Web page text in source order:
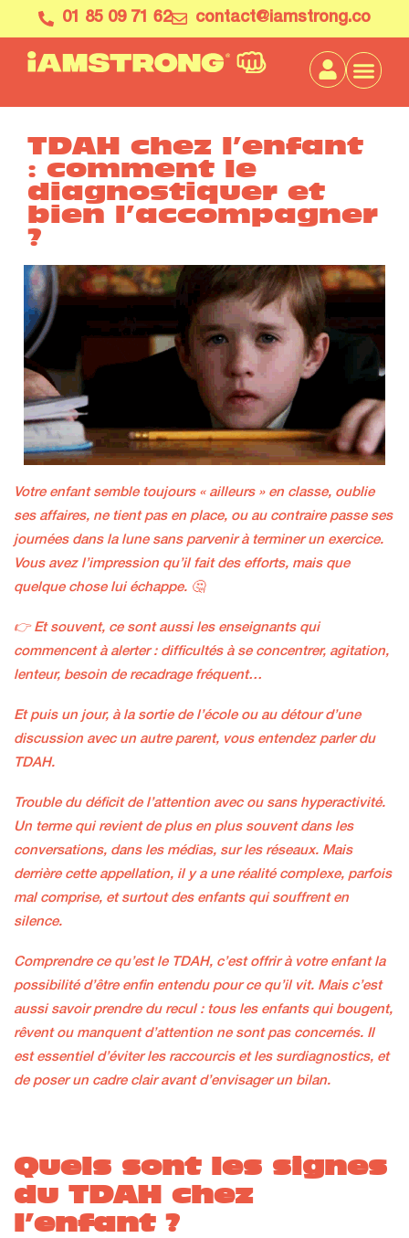
01 85 09 71 62 contact@iamstrong.co
TDAH chez l’enfant
: comment le
diagnostiquer et
bien l’accompagner
?
Votre enfant semble toujours « ailleurs » en classe, oublie
ses affaires, ne tient pas en place, ou au contraire passe ses
journées dans la lune sans parvenir à terminer un exercice.
Vous avez l’impression qu’il fait des efforts, mais que
quelque chose lui échappe. 🤔
👉 Et souvent, ce sont aussi les enseignants qui
commencent à alerter : difficultés à se concentrer, agitation,
lenteur, besoin de recadrage fréquent…
Et puis un jour, à la sortie de l’école ou au détour d’une
discussion avec un autre parent, vous entendez parler du
TDAH.
Trouble du déficit de l’attention avec ou sans hyperactivité.
Un terme qui revient de plus en plus souvent dans les
conversations, dans les médias, sur les réseaux. Mais
derrière cette appellation, il y a une réalité complexe, parfois
mal comprise, et surtout des enfants qui souffrent en
silence.
Comprendre ce qu’est le TDAH, c’est offrir à votre enfant la
possibilité d’être enfin entendu pour ce qu’il vit. Mais c’est
aussi savoir prendre du recul : tous les enfants qui bougent,
rêvent ou manquent d’attention ne sont pas concernés. Il
est essentiel d’éviter les raccourcis et les surdiagnostics, et
de poser un cadre clair avant d’envisager un bilan.
Quels sont les signes
du TDAH chez
l’enfant ?